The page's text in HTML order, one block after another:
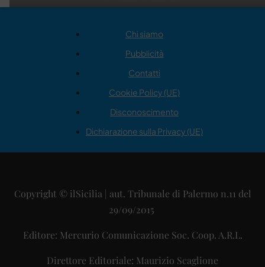
Chi siamo
Pubblicità
Contatti
Cookie Policy (UE)
Disconoscimento
Dichiarazione sulla Privacy (UE)
Copyright © ilSicilia | aut. Tribunale di Palermo n.11 del
29/09/2015
Editore: Mercurio Comunicazione Soc. Coop. A.R.L.
Direttore Editoriale: Maurizio Scaglione